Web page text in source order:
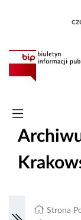
Strona